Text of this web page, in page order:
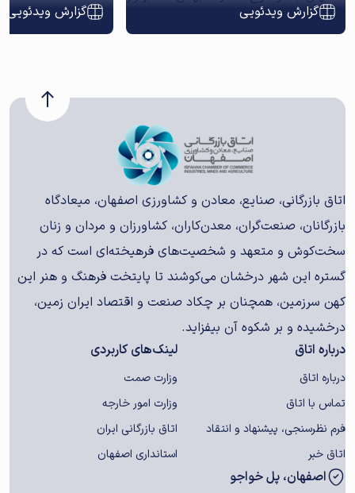
گزارش ویدئویی گزارش ویدئویی
اتاق بازرگانی، صنایع، معادن و کشاورزی اصفهان، میعادگاه
بازرگانان، صنعت‌گران، معدن‌کاران، کشاورزان و مردان و زنان
سخت‌کوش و متعهد و شخصیت‌های فرهیخته‌ای است که در
گستره این شهر درخشان می‌کوشند تا پایتخت فرهنگ و هنر این
کهن سرزمین، همچنان بر چکاد صنعت و اقتصاد ایران زمین،
درخشیده و بر شکوه آن بیفزاید.
درباره اتاق
درباره اتاق
تماس با اتاق
فرم نظرسنجی، پیشنهاد و انتقاد
اتاق خبر
لینک‌های کاربردی
وزارت صمت
وزارت امور خارجه
اتاق بازرگانی ایران
استانداری اصفهان
اصفهان، پل خواجو